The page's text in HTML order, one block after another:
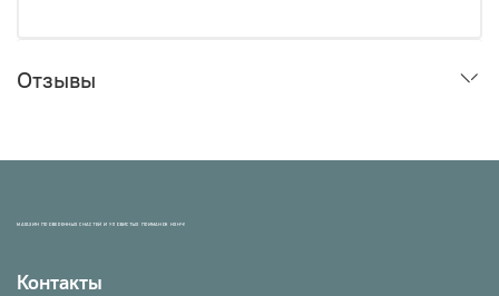
Отзывы
МАГАЗИН ПРОВЕРЕННЫХ СНАСТЕЙ И УЛОВИСТЫХ ПРИМАНОК НХНЧ!
Контакты